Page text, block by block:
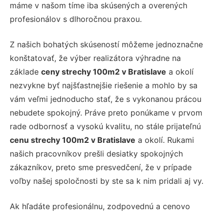
máme v našom tíme iba skúsených a overených
profesionálov s dlhoročnou praxou.
Z našich bohatých skúseností môžeme jednoznačne
konštatovať, že výber realizátora výhradne na
základe ceny strechy 100m2 v Bratislave a okolí
nezvykne byť najšťastnejšie riešenie a mohlo by sa
vám veľmi jednoducho stať, že s vykonanou prácou
nebudete spokojný. Práve preto ponúkame v prvom
rade odbornosť a vysokú kvalitu, no stále prijateľnú
cenu strechy 100m2 v Bratislave a okolí. Rukami
našich pracovníkov prešli desiatky spokojných
zákazníkov, preto sme presvedčení, že v prípade
voľby našej spoločnosti by ste sa k nim pridali aj vy.
Ak hľadáte profesionálnu, zodpovednú a cenovo